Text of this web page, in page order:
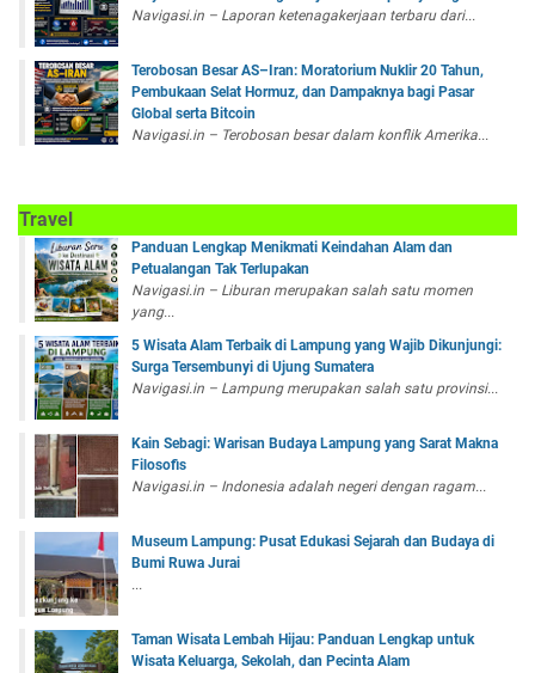
Navigasi.in – Laporan ketenagakerjaan terbaru dari...
Terobosan Besar AS–Iran: Moratorium Nuklir 20 Tahun,
Pembukaan Selat Hormuz, dan Dampaknya bagi Pasar
Global serta Bitcoin
Navigasi.in – Terobosan besar dalam konflik Amerika...
Travel
Panduan Lengkap Menikmati Keindahan Alam dan
Petualangan Tak Terlupakan
Navigasi.in – Liburan merupakan salah satu momen
yang...
5 Wisata Alam Terbaik di Lampung yang Wajib Dikunjungi:
Surga Tersembunyi di Ujung Sumatera
Navigasi.in – Lampung merupakan salah satu provinsi...
Kain Sebagi: Warisan Budaya Lampung yang Sarat Makna
Filosofis
Navigasi.in – Indonesia adalah negeri dengan ragam...
Museum Lampung: Pusat Edukasi Sejarah dan Budaya di
Bumi Ruwa Jurai
...
Taman Wisata Lembah Hijau: Panduan Lengkap untuk
Wisata Keluarga, Sekolah, dan Pecinta Alam